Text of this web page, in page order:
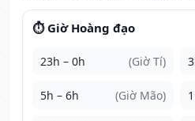
⏱️ Giờ Hoàng đạo
23h – 0h (Giờ Tí)
5h – 6h (Giờ Mão)